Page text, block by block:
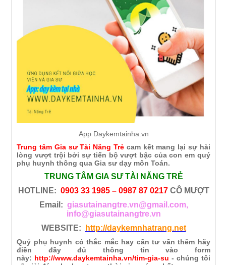
App Daykemtainha.vn
Trung tâm Gia sư Tài Năng Trẻ cam kết mang lại sự hài
lòng vượt trội bởi sự tiến bộ vượt bậc của con em quý
phụ huynh thông qua Gia sư dạy môn Toán.
TRUNG TÂM GIA SƯ TÀI NĂNG TRẺ
HOTLINE: 0903 33 1985 – 0987 87 0217CÔ MƯỢT
Email: giasutainangtre.vn@gmail.com,
info@giasutainangtre.vn
WEBSITE:
http://daykemnhatrang.net
Quý phụ huynh có thắc mắc hay cần tư vấn thêm hãy
điền đầy đủ thông tin vào form
này: http://www.daykemtainha.vn/tim-gia-su - chúng tôi